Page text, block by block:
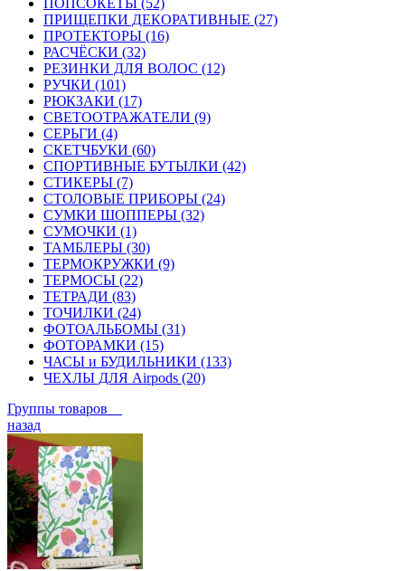
ПРИЩЕПКИ ДЕКОРАТИВНЫЕ (27)
ПРОТЕКТОРЫ (16)
РАСЧЁСКИ (32)
РЕЗИНКИ ДЛЯ ВОЛОС (12)
РУЧКИ (101)
РЮКЗАКИ (17)
СВЕТООТРАЖАТЕЛИ (9)
СЕРЬГИ (4)
СКЕТЧБУКИ (60)
СПОРТИВНЫЕ БУТЫЛКИ (42)
СТИКЕРЫ (7)
СТОЛОВЫЕ ПРИБОРЫ (24)
СУМКИ ШОППЕРЫ (32)
СУМОЧКИ (1)
ТАМБЛЕРЫ (30)
ТЕРМОКРУЖКИ (9)
ТЕРМОСЫ (22)
ТЕТРАДИ (83)
ТОЧИЛКИ (24)
ФОТОАЛЬБОМЫ (31)
ФОТОРАМКИ (15)
ЧАСЫ и БУДИЛЬНИКИ (133)
ЧЕХЛЫ ДЛЯ Airpods (20)
Группы товаров
назад